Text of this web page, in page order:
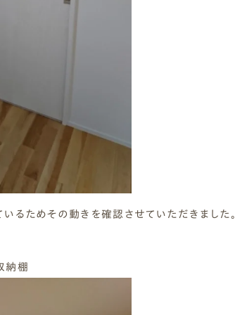
るためその動きを確認させていただきました。
納棚